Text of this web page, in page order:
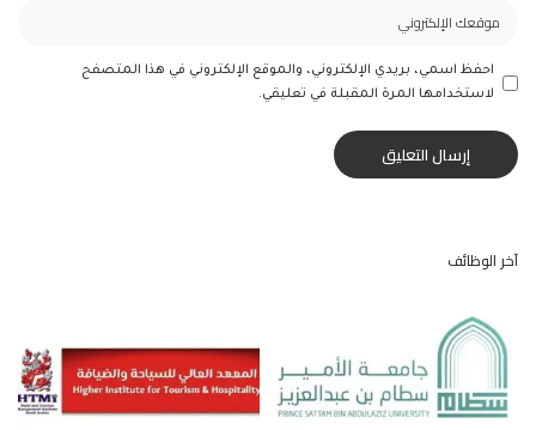
احفظ اسمي، بريدي الإلكتروني، والموقع الإلكتروني في هذا المتصفح
لاستخدامها المرة المقبلة في تعليقي.
آخر الوظائف